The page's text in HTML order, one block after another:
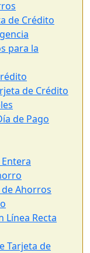
de Crédito
para la
de Crédito
de Pago
Ahorros
Línea Recta
Tarjeta de